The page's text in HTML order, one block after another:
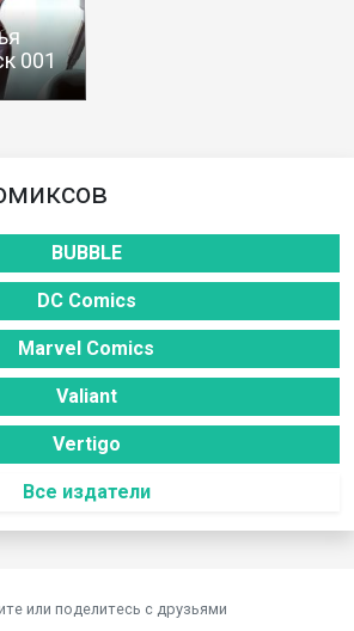
001
BUBBLE
DC Comics
Marvel Comics
Valiant
Vertigo
Все издатели
или поделитесь c друзьями